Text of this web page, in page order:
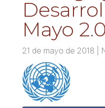
Mayo
21 de mayo de 2018